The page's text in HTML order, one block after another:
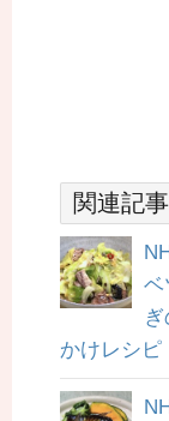
関連記事
ベ
かけレシピ